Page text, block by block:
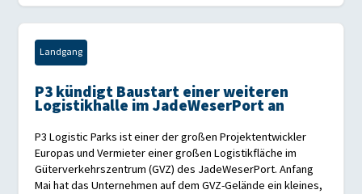
Landgang
P3 kündigt Baustart einer weiteren
Logistikhalle im JadeWeserPort an
P3 Logistic Parks ist einer der großen Projektentwickler
Europas und Vermieter einer großen Logistikfläche im
Güterverkehrszentrum (GVZ) des JadeWeserPort. Anfang
Mai hat das Unternehmen auf dem GVZ-Gelände ein kleines,